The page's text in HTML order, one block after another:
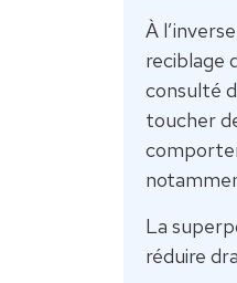
À
reciblage
consulté
toucher
La
réduire